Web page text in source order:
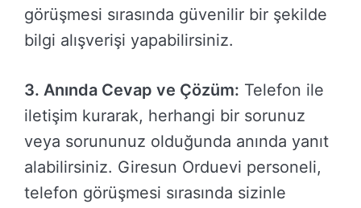
görüşmesi sırasında güvenilir bir şekilde
bilgi alışverişi yapabilirsiniz.
3. Anında Cevap ve Çözüm: Telefon ile
iletişim kurarak, herhangi bir sorunuz
veya sorununuz olduğunda anında yanıt
alabilirsiniz. Giresun Orduevi personeli,
telefon görüşmesi sırasında sizinle